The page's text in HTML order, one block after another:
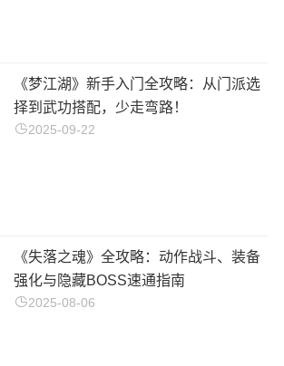
《梦江湖》新手入门全攻略：从门派选
择到武功搭配，少走弯路！
2025-09-22
《失落之魂》全攻略：动作战斗、装备
强化与隐藏BOSS速通指南
2025-08-06